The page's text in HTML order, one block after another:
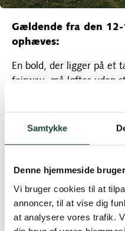
Samtykke
Denne hjemmeside
Vi bruger cookies til at
annoncer, til at vise dig
at analysere vores trafik.
Gældende fra den
ophæves:
En bold, der ligger på et
fairway, må løftes uden
Før bolden løftes, skal
Efter at have løftet
et sted indenfor et
er i en hazard eller på
En spiller må kun
spil, når den er placeret.